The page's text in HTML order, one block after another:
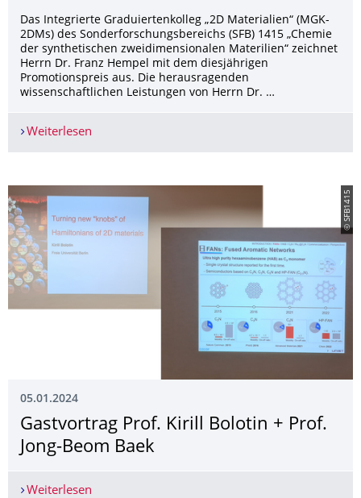
Das Integrierte Graduiertenkolleg „2D Materialien“ (MGK-
2DMs) des Sonderforschungsbereichs (SFB) 1415 „Chemie
der synthetischen zweidimensionalen Materilien“ zeichnet
Herrn Dr. Franz Hempel mit dem diesjährigen
Promotionspreis aus. Die herausragenden
wissenschaftlichen Leistungen von Herrn Dr. …
Weiterlesen
© SFB1415
05.01.2024
Gastvortrag Prof. Kirill Bolotin + Prof.
Jong-Beom Baek
Weiterlesen